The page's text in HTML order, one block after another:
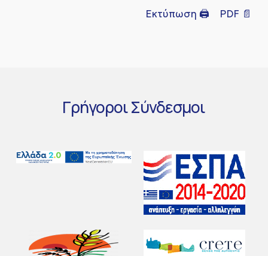
Εκτύπωση 🖨 PDF 📄
ΓρήγοροιΣύνδεσμοι